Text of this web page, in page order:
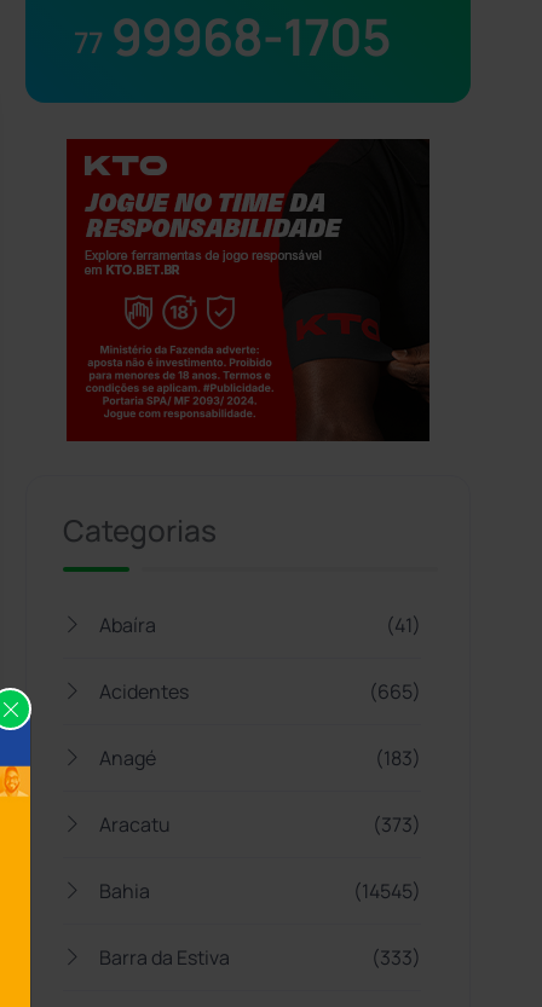
77 99968-1705
Categorias
Abaíra (41)
Acidentes (665)
Anagé (183)
Aracatu (373)
Bahia (14545)
Barra da Estiva (333)